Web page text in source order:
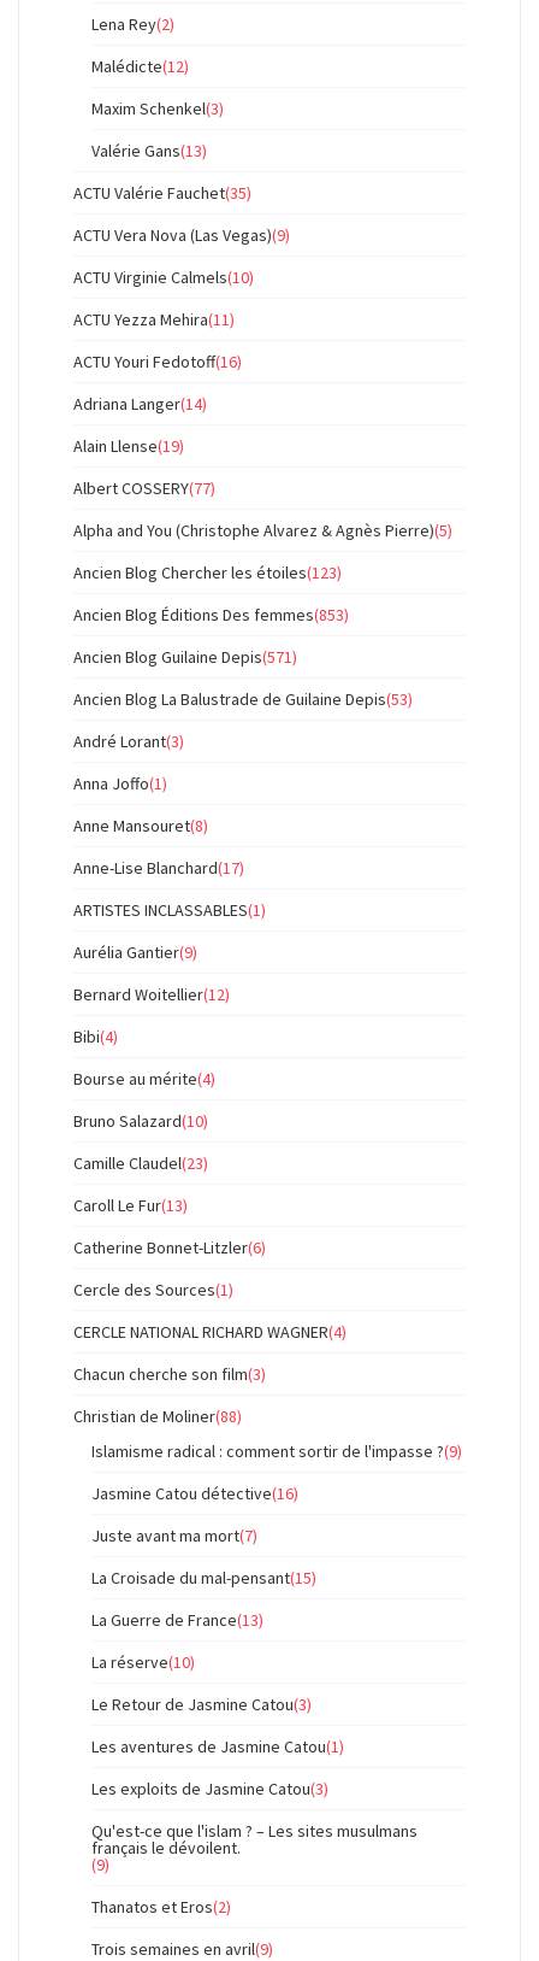
Lena Rey(2)
Malédicte(12)
Maxim Schenkel(3)
Valérie Gans(13)
ACTU Valérie Fauchet(35)
ACTU Vera Nova (Las Vegas)(9)
ACTU Virginie Calmels(10)
ACTU Yezza Mehira(11)
ACTU Youri Fedotoff(16)
Adriana Langer(14)
Alain Llense(19)
Albert COSSERY(77)
Alpha and You (Christophe Alvarez & Agnès Pierre)(5)
Ancien Blog Chercher les étoiles(123)
Ancien Blog Éditions Des femmes(853)
Ancien Blog Guilaine Depis(571)
Ancien Blog La Balustrade de Guilaine Depis(53)
André Lorant(3)
Anna Joffo(1)
Anne Mansouret(8)
Anne-Lise Blanchard(17)
ARTISTES INCLASSABLES(1)
Aurélia Gantier(9)
Bernard Woitellier(12)
Bibi(4)
Bourse au mérite(4)
Bruno Salazard(10)
Camille Claudel(23)
Caroll Le Fur(13)
Catherine Bonnet-Litzler(6)
Cercle des Sources(1)
CERCLE NATIONAL RICHARD WAGNER(4)
Chacun cherche son film(3)
Christian de Moliner(88)
Islamisme radical : comment sortir de l'impasse ?(9)
Jasmine Catou détective(16)
Juste avant ma mort(7)
La Croisade du mal-pensant(15)
La Guerre de France(13)
La réserve(10)
Le Retour de Jasmine Catou(3)
Les aventures de Jasmine Catou(1)
Les exploits de Jasmine Catou(3)
Qu'est-ce que l'islam ? – Les sites musulmans
français le dévoilent.
(9)
Thanatos et Eros(2)
Trois semaines en avril(9)